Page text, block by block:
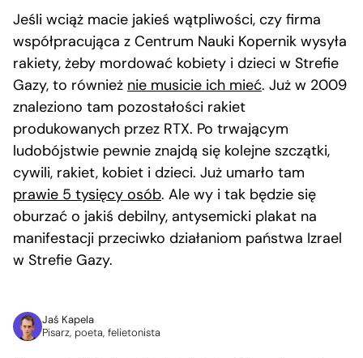
Jeśli wciąż macie jakieś wątpliwości, czy firma
współpracująca z Centrum Nauki Kopernik wysyła
rakiety, żeby mordować kobiety i dzieci w Strefie
Gazy, to również nie musicie ich mieć. Już w 2009
znaleziono tam pozostałości rakiet
produkowanych przez RTX. Po trwającym
ludobójstwie pewnie znajdą się kolejne szczątki,
cywili, rakiet, kobiet i dzieci. Już umarło tam
prawie 5 tysięcy osób. Ale wy i tak będzie się
oburzać o jakiś debilny, antysemicki plakat na
manifestacji przeciwko działaniom państwa Izrael
w Strefie Gazy.
Jaś Kapela
Pisarz, poeta, felietonista